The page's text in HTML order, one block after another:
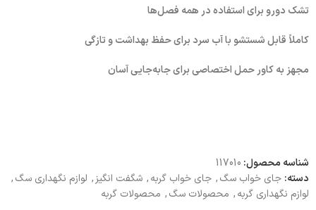
تشک دو‌رو برای استفاده در همه فصل‌ها
کاملاً قابل شستشو با آب سرد برای حفظ بهداشت و تازگی
مجهز به کاور حمل اختصاصی برای جابه‌جایی آسان
شناسه محصول: 117010
دسته: جای خواب سگ, جای خواب گربه, شگفت انگیز, لوازم نگهداری سگ,
لوازم نگهداری گربه, محصولات سگ, محصولات گربه